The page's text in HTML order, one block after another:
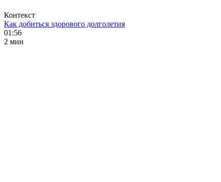
Контекст
Как добиться здорового долголетия
01:56
2 мин